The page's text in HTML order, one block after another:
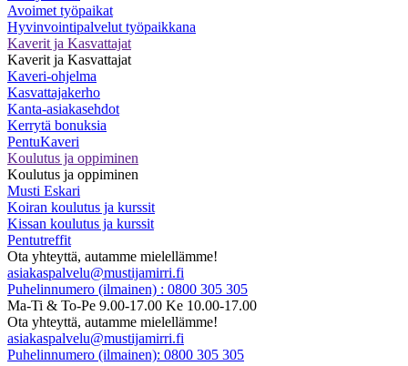
Avoimet työpaikat
Hyvinvointipalvelut työpaikkana
Kaverit ja Kasvattajat
Kaverit ja Kasvattajat
Kaveri-ohjelma
Kasvattajakerho
Kanta-asiakasehdot
Kerrytä bonuksia
PentuKaveri
Koulutus ja oppiminen
Koulutus ja oppiminen
Musti Eskari
Koiran koulutus ja kurssit
Kissan koulutus ja kurssit
Pentutreffit
Ota yhteyttä, autamme mielellämme!
asiakaspalvelu@mustijamirri.fi
Puhelinnumero (ilmainen) : 0800 305 305
Ma-Ti & To-Pe 9.00-17.00 Ke 10.00-17.00
Ota yhteyttä, autamme mielellämme!
asiakaspalvelu@mustijamirri.fi
Puhelinnumero (ilmainen): 0800 305 305